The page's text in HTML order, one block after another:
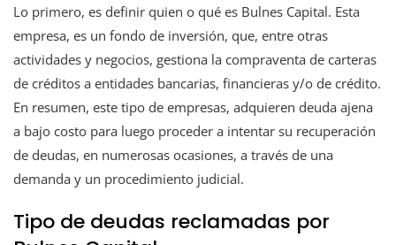
Lo primero, es definir quien o qué es Bulnes Capital. Esta
empresa, es un fondo de inversión, que, entre otras
actividades y negocios, gestiona la compraventa de carteras
de créditos a entidades bancarias, financieras y/o de crédito.
En resumen, este tipo de empresas, adquieren deuda ajena
a bajo costo para luego proceder a intentar su recuperación
de deudas, en numerosas ocasiones, a través de una
demanda y un procedimiento judicial.
Tipo de deudas reclamadas por